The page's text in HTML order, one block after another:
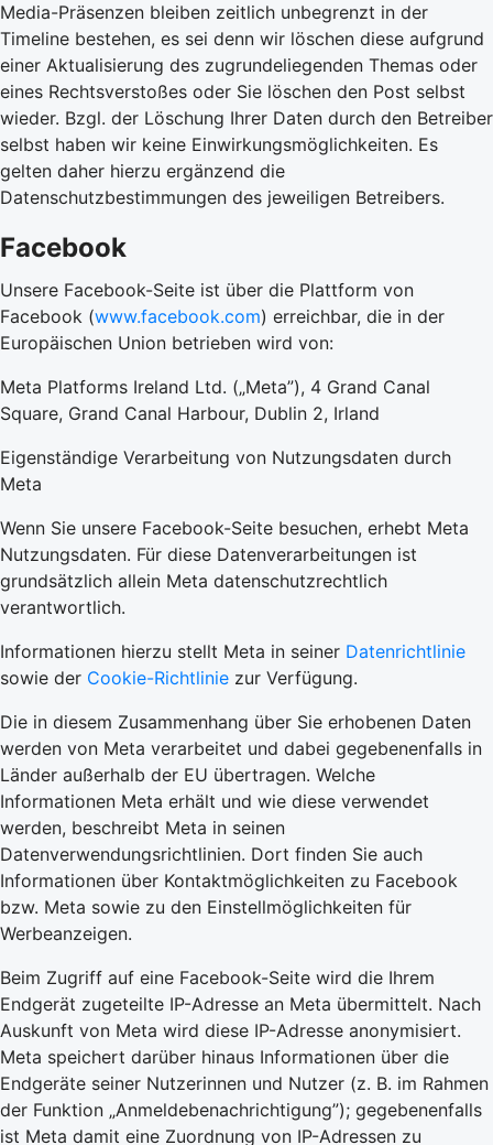
Media-Präsenzen bleiben zeitlich unbegrenzt in der
Timeline bestehen, es sei denn wir löschen diese aufgrund
einer Aktualisierung des zugrundeliegenden Themas oder
eines Rechtsverstoßes oder Sie löschen den Post selbst
wieder. Bzgl. der Löschung Ihrer Daten durch den Betreiber
selbst haben wir keine Einwirkungsmöglichkeiten. Es
gelten daher hierzu ergänzend die
Datenschutzbestimmungen des jeweiligen Betreibers.
Facebook
Unsere Facebook-Seite ist über die Plattform von
Facebook (www.facebook.com) erreichbar, die in der
Europäischen Union betrieben wird von:
Meta Platforms Ireland Ltd. („Meta”), 4 Grand Canal
Square, Grand Canal Harbour, Dublin 2, Irland
Eigenständige Verarbeitung von Nutzungsdaten durch
Meta
Wenn Sie unsere Facebook-Seite besuchen, erhebt Meta
Nutzungsdaten. Für diese Datenverarbeitungen ist
grundsätzlich allein Meta datenschutzrechtlich
verantwortlich.
Informationen hierzu stellt Meta in seiner Datenrichtlinie
sowie der Cookie-Richtlinie zur Verfügung.
Die in diesem Zusammenhang über Sie erhobenen Daten
werden von Meta verarbeitet und dabei gegebenenfalls in
Länder außerhalb der EU übertragen. Welche
Informationen Meta erhält und wie diese verwendet
werden, beschreibt Meta in seinen
Datenverwendungsrichtlinien. Dort finden Sie auch
Informationen über Kontaktmöglichkeiten zu Facebook
bzw. Meta sowie zu den Einstellmöglichkeiten für
Werbeanzeigen.
Beim Zugriff auf eine Facebook-Seite wird die Ihrem
Endgerät zugeteilte IP-Adresse an Meta übermittelt. Nach
Auskunft von Meta wird diese IP-Adresse anonymisiert.
Meta speichert darüber hinaus Informationen über die
Endgeräte seiner Nutzerinnen und Nutzer (z. B. im Rahmen
der Funktion „Anmeldebenachrichtigung”); gegebenenfalls
ist Meta damit eine Zuordnung von IP-Adressen zu